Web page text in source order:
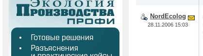
NordEcolog
28.11.2006 15:03